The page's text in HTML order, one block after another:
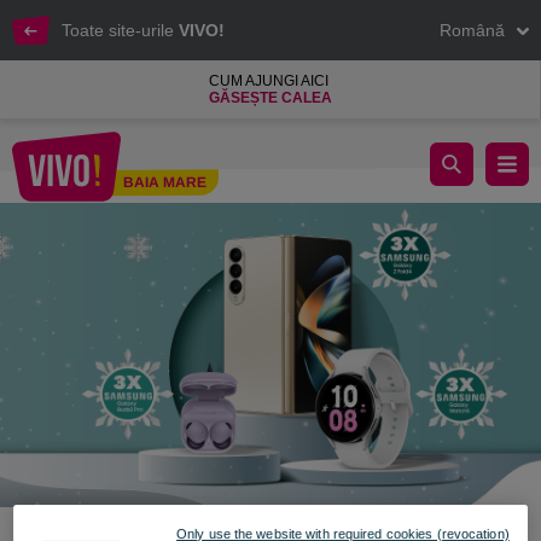
Toate site-urile VIVO! Română
CUM AJUNGI AICI
GĂSEȘTE CALEA
BAIA MARE
Sărbători fericite cu premii la VIVO!
Only use the website with required cookies (revocation)